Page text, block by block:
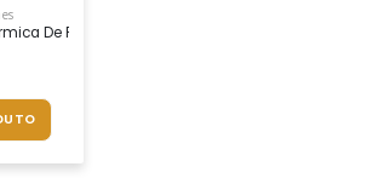
De Rpet Com Capacidade De 4 Litros Com